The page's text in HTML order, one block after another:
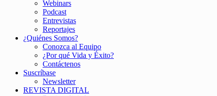
Webinars
Podcast
Entrevistas
Reportajes
¿Quiénes Somos?
Conozca al Equipo
¿Por qué Vida y Éxito?
Contáctenos
Suscríbase
Newsletter
REVISTA DIGITAL